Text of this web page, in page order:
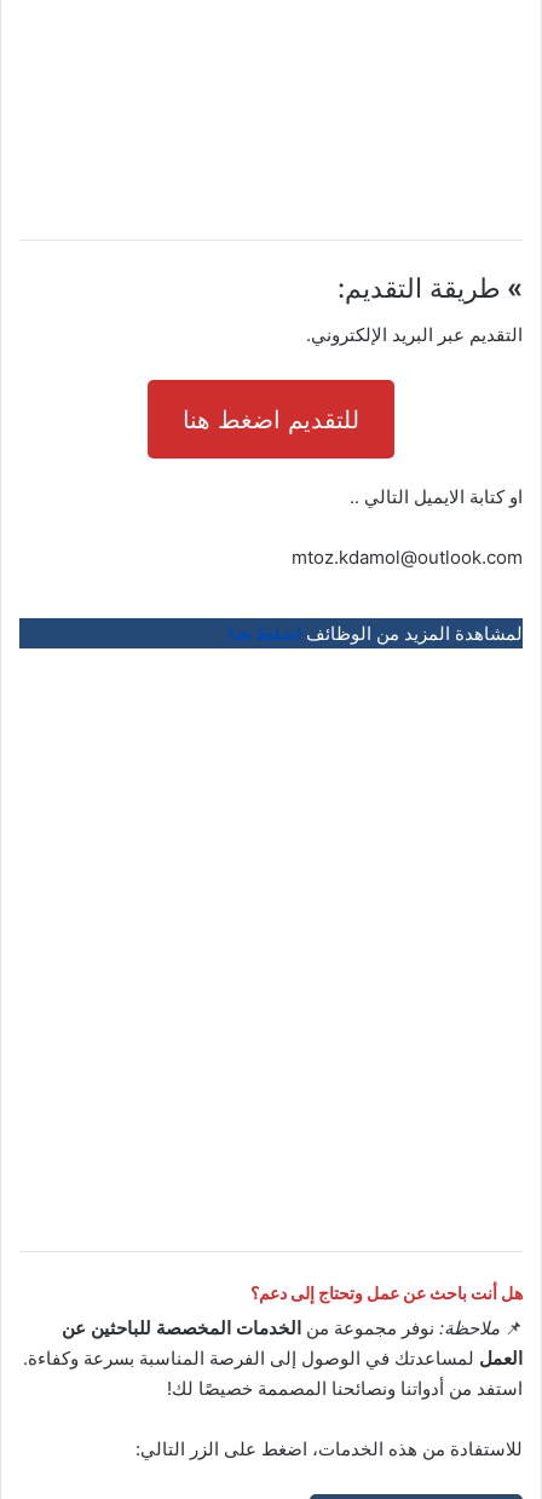
» طريقة التقديم:
التقديم عبر البريد الإلكتروني.
للتقديم اضغط هنا
او كتابة الايميل التالي ..
mtoz.kdamol@outlook.com
لمشاهدة المزيد من الوظائف اضغط هنا
هل أنت باحث عن عمل وتحتاج إلى دعم؟
📌 ملاحظة: نوفر مجموعة من الخدمات المخصصة للباحثين عن
العمل لمساعدتك في الوصول إلى الفرصة المناسبة بسرعة وكفاءة.
استفد من أدواتنا ونصائحنا المصممة خصيصًا لك!
للاستفادة من هذه الخدمات، اضغط على الزر التالي: